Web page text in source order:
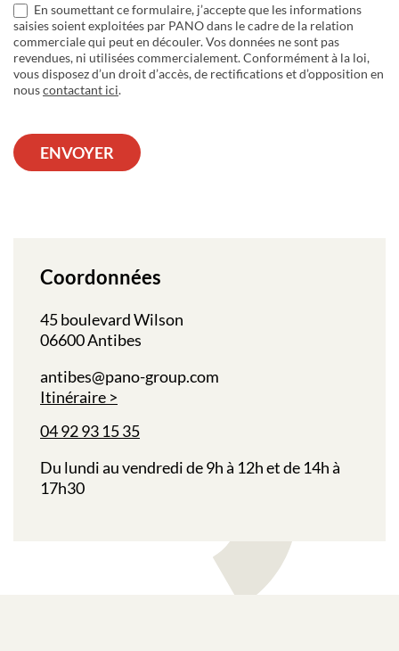
En soumettant ce formulaire, j’accepte que les informations
saisies soient exploitées par PANO dans le cadre de la relation
commerciale qui peut en découler. Vos données ne sont pas
revendues, ni utilisées commercialement. Conformément à la loi,
vous disposez d’un droit d’accès, de rectifications et d’opposition en
nouscontactant ici.
ENVOYER
Coordonnées
45 boulevard Wilson
06600 Antibes
antibes@pano-group.com
Itinéraire
04 92 93 15 35
Du lundi au vendredi de 9h à 12h et de 14h à
17h30